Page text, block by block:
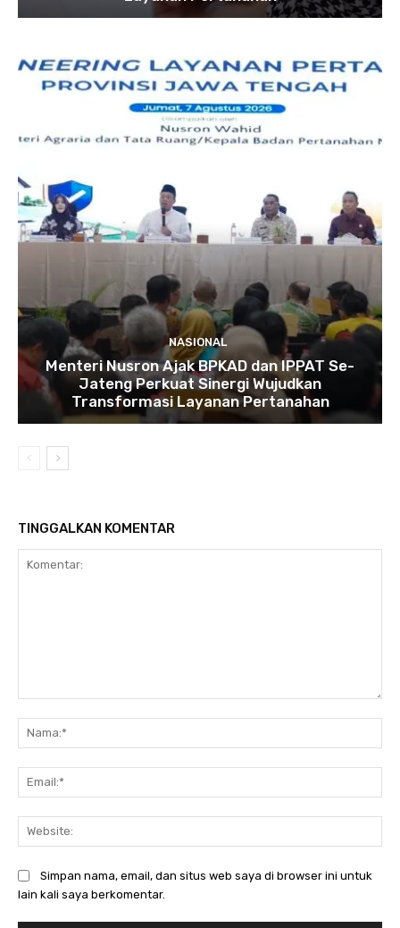
NASIONAL
Menteri Nusron Ajak BPKAD dan IPPAT Se-
Jateng Perkuat Sinergi Wujudkan
Transformasi Layanan Pertanahan
TINGGALKAN KOMENTAR
Simpan nama, email, dan situs web saya di browser ini untuk
lain kali saya berkomentar.